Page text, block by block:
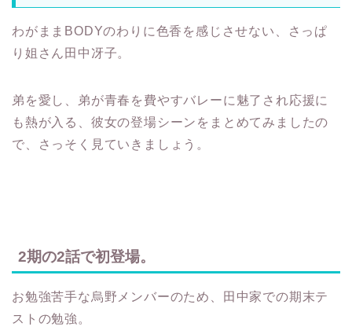
わがままBODYのわりに色香を感じさせない、さっぱ
り姐さん田中冴子。
弟を愛し、弟が青春を費やすバレーに魅了され応援に
も熱が入る、彼女の登場シーンをまとめてみましたの
で、さっそく見ていきましょう。
2期の2話で初登場。
お勉強苦手な烏野メンバーのため、田中家での期末テ
ストの勉強。